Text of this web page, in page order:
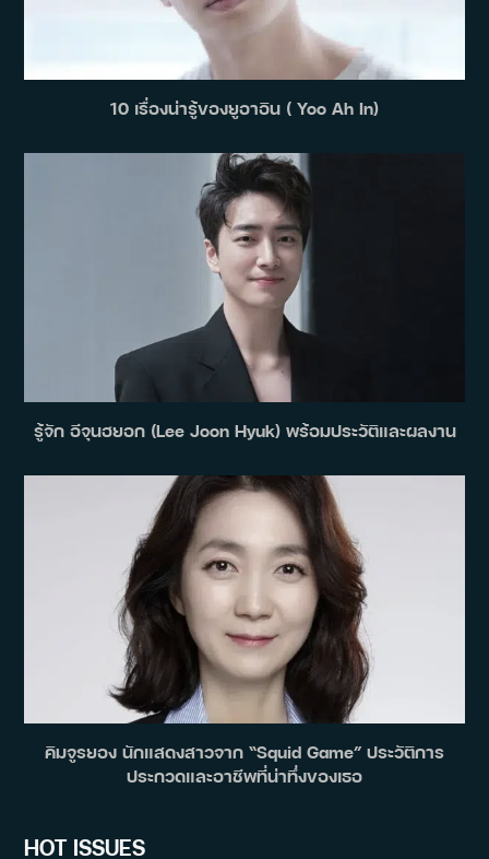
10 เรื่องน่ารู้ของยูอาอิน ( Yoo Ah In)
รู้จัก อีจุนฮยอก (Lee Joon Hyuk) พร้อมประวัติและผลงาน
คิมจูรยอง นักแสดงสาวจาก “Squid Game” ประวัติการ
ประกวดและอาชีพที่น่าทึ่งของเธอ
HOT ISSUES